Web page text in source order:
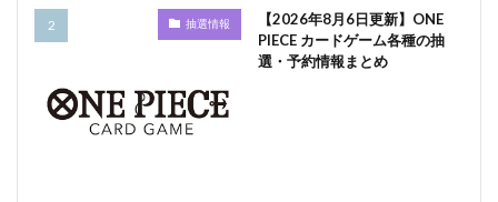
抽選情報
【2026年8月6日更新】ONE
PIECE カードゲーム各種の抽
選・予約情報まとめ